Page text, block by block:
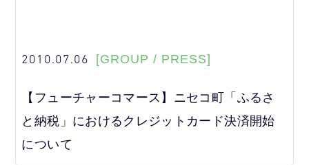
2010.07.06 [GROUP / PRESS]
【フューチャーコマース】ニセコ町「ふるさ
と納税」におけるクレジットカード決済開始
について